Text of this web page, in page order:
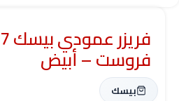
فروست – أبيض
بيسك